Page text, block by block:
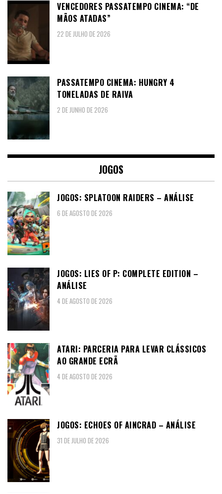
VENCEDORES PASSATEMPO CINEMA: “DE
MÃOS ATADAS”
22 DE JULHO DE 2026
PASSATEMPO CINEMA: HUNGRY 4
TONELADAS DE RAIVA
2 DE JUNHO DE 2026
JOGOS
JOGOS: SPLATOON RAIDERS – ANÁLISE
6 DE AGOSTO DE 2026
JOGOS: LIES OF P: COMPLETE EDITION –
ANÁLISE
4 DE AGOSTO DE 2026
ATARI: PARCERIA PARA LEVAR CLÁSSICOS
AO GRANDE ECRÃ
4 DE AGOSTO DE 2026
JOGOS: ECHOES OF AINCRAD – ANÁLISE
31 DE JULHO DE 2026